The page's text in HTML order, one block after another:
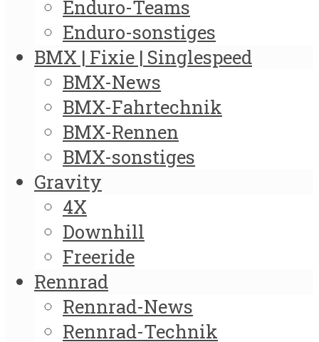
Enduro-Teams
Enduro-sonstiges
BMX | Fixie | Singlespeed
BMX-News
BMX-Fahrtechnik
BMX-Rennen
BMX-sonstiges
Gravity
4X
Downhill
Freeride
Rennrad
Rennrad-News
Rennrad-Technik